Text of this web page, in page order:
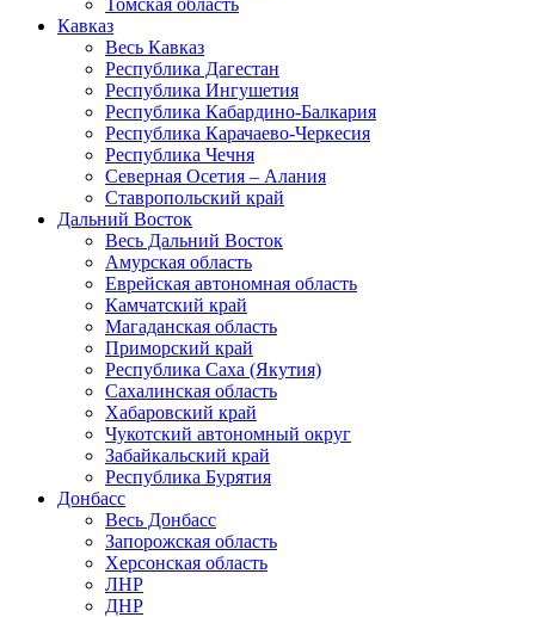
Томская область
Кавказ
Весь Кавказ
Республика Дагестан
Республика Ингушетия
Республика Кабардино-Балкария
Республика Карачаево-Черкесия
Республика Чечня
Северная Осетия – Алания
Ставропольский край
Дальний Восток
Весь Дальний Восток
Амурская область
Еврейская автономная область
Камчатский край
Магаданская область
Приморский край
Республика Саха (Якутия)
Сахалинская область
Хабаровский край
Чукотский автономный округ
Забайкальский край
Республика Бурятия
Донбасс
Весь Донбасс
Запорожская область
Херсонская область
ЛНР
ДНР